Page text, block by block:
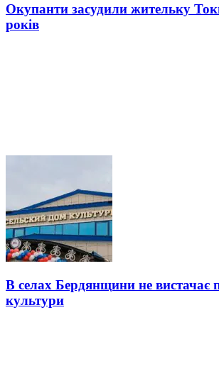
Окупанти засудили жительку
років
В селах Бердянщини не вистачає
культури